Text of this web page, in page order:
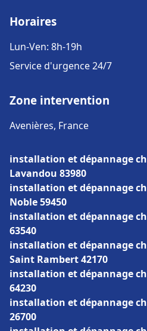
Horaires
Lun-Ven: 8h-19h
Service d'urgence 24/7
Zone intervention
Avenières, France
installation et dépannage
Lavandou 83980
installation et dépannage
Noble 59450
installation et dépannage
63540
installation et dépannage
Saint Rambert 42170
installation et dépannage
64230
installation et dépannage
26700